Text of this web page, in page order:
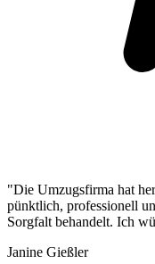
"Die Umzugsfirma hat
pünktlich, professionell
Sorgfalt behandelt. Ich
Janine Gießler